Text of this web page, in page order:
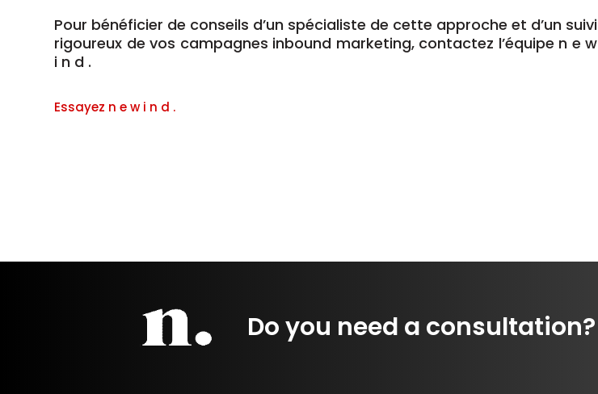
Pour bénéficier de conseils d’un spécialiste de cette approche et d’un suivi
rigoureux de vos campagnes inbound marketing, contactez l’équipe n e w
i n d .
Essayez n e w i n d .
Do you need a consultation?